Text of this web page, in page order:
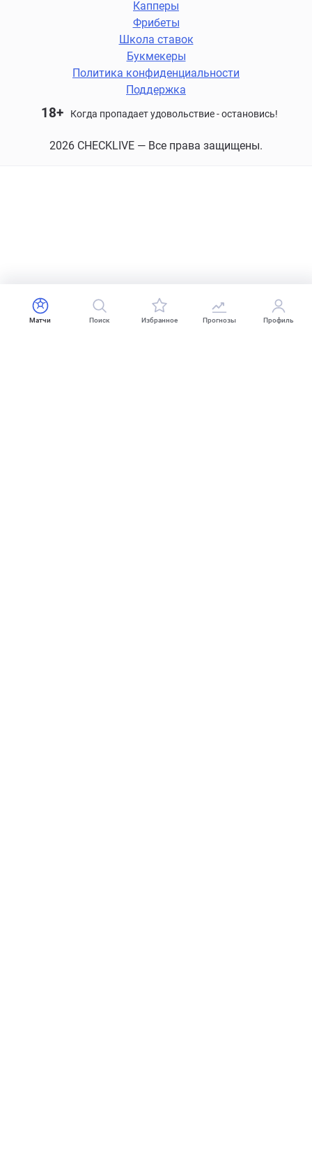
Капперы
Фрибеты
Школа ставок
Букмекеры
Политика конфиденциальности
Поддержка
18+ Когда пропадает удовольствие - остановись!
2026 CHECKLIVE — Все права защищены.
Матчи Поиск Избранное Прогнозы Профиль